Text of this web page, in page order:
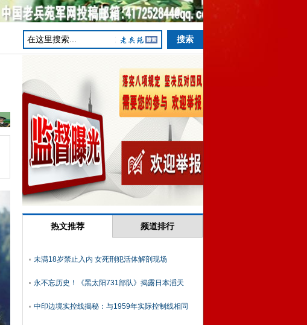
热文推荐 频道排行
未满18岁禁止入内 女死刑犯活体解剖现场
永不忘历史！《黑太阳731部队》揭露日本滔天
中印边境实控线揭秘：与1959年实际控制线相同